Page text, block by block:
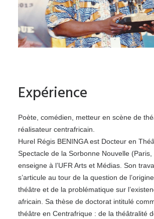
Expérience
Poète, comédien, metteur en scène de
réalisateur centrafricain.
Hurel Régis BENINGA est Docteur en
Spectacle de la Sorbonne Nouvelle
enseigne à l’UFR Arts et Médias. Son
s’articule au tour de la question de
théâtre et de la problématique sur
africain. Sa thèse de doctorat intitulé
théâtre en Centrafrique : de la théâtralité